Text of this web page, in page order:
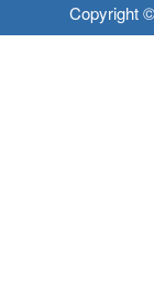
Copyright